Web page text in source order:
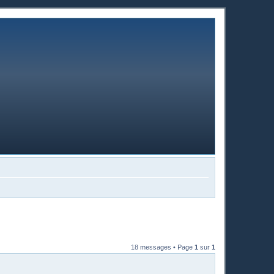
18 messages • Page 1 sur 1